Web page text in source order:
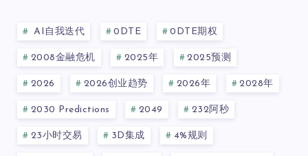
AI自我迭代 0DTE 0DTE期权
2008金融危机 2025年 2025预测
2026 2026创业趋势 2026年 2028年
2030 Predictions 2049 232阿秒
23小时交易 3D集成 4%规则